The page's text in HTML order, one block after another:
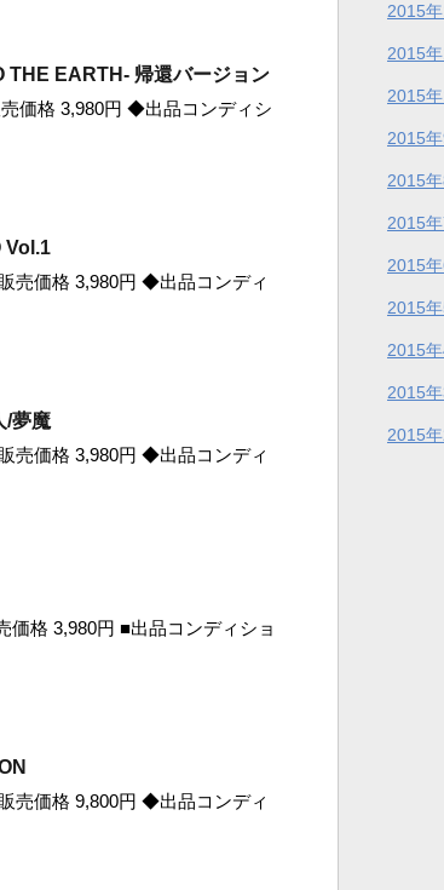
THE EARTH- 帰還バージョン
価格 3,980円 ◆出品コンディシ
Vol.1
売価格 3,980円 ◆出品コンディ
/夢魔
売価格 3,980円 ◆出品コンディ
格 3,980円 ■出品コンディショ
売価格 9,800円 ◆出品コンディ
2015
2015
2015
2015年
2015年
2015年
2015年
2015年
2015年
2015年
2015年